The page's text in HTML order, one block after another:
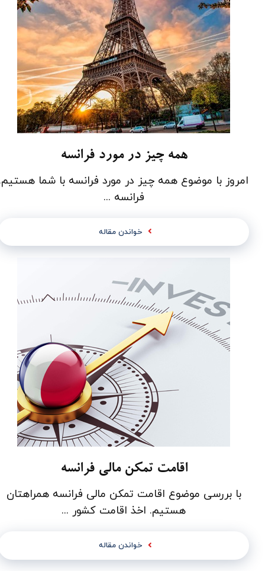
همه چیز در مورد فرانسه
امروز با موضوع همه چیز در مورد فرانسه با شما
فرانسه ...
خواندن مقاله
اقامت تمکن مالی فرانسه
با بررسی موضوع اقامت تمکن مالی فرانسه همراهتان
هستیم. اخذ اقامت کشور ...
خواندن مقاله